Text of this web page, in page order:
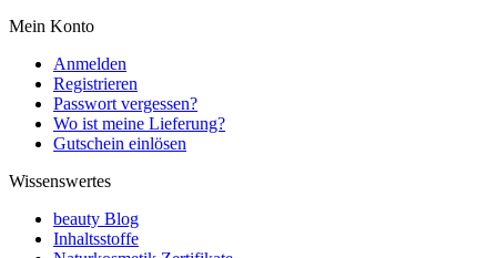
Mein Konto
Anmelden
Registrieren
Passwort vergessen?
Wo ist meine Lieferung?
Gutschein einlösen
Wissenswertes
beauty Blog
Inhaltsstoffe